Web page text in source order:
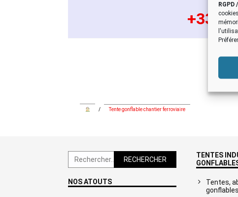
+33
/ Tente gonflable chantier ferroviaire
Rechercher :
NOS ATOUTS
TENTES
Tentes,
gonflables